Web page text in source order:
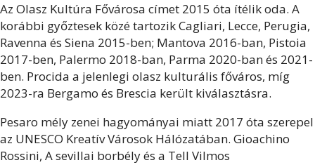
Az Olasz Kultúra Fővárosa címet 2015 óta ítélik oda. A
korábbi győztesek közé tartozik Cagliari, Lecce, Perugia,
Ravenna és Siena 2015-ben; Mantova 2016-ban, Pistoia
2017-ben, Palermo 2018-ban, Parma 2020-ban és 2021-
ben. Procida a jelenlegi olasz kulturális főváros, míg
2023-ra Bergamo és Brescia került kiválasztásra.
Pesaro mély zenei hagyományai miatt 2017 óta szerepel
az UNESCO Kreatív Városok Hálózatában. Gioachino
Rossini, A sevillai borbély és a Tell Vilmos